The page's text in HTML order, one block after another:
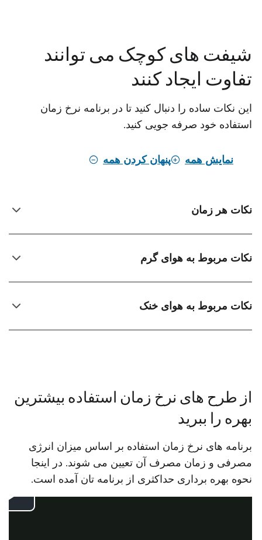
شیفت های کوچک می توانند
تفاوت ایجاد کنند
این نکات ساده را دنبال کنید تا در برنامه نرخ زمان
استفاده خود صرفه جویی کنید.
نمایش همه پنهان کردن همه
نکات هر زمان
نکات مربوط به هوای گرم
نکات مربوط به هوای خنک
از طرح های نرخ زمان استفاده بیشترین
بهره را ببرید
برنامه های نرخ زمان استفاده بر اساس میزان انرژی
مصرفی و زمان مصرف آن تعیین می شوند. در اینجا
نحوه بهره برداری حداکثری از برنامه تان آمده است.